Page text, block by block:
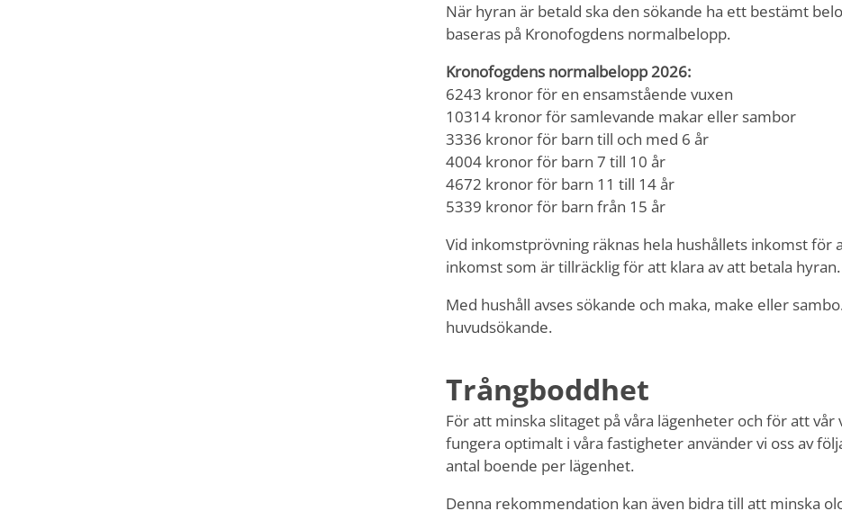
När hyran är betald ska den sökande ha ett bestämt
baseras på Kronofogdens normalbelopp.
Kronofogdens normalbelopp 2026:
6243 kronor för en ensamstående vuxen
10314 kronor för samlevande makar eller sambor
3336 kronor för barn till och med 6 år
4004 kronor för barn 7 till 10 år
4672 kronor för barn 11 till 14 år
5339 kronor för barn från 15 år
Vid inkomstprövning räknas hela hushållets inkomst för
inkomst som är tillräcklig för att klara av att betala hyran.
Med hushåll avses sökande och maka, make eller
huvudsökande.
Trångboddhet
För att minska slitaget på våra lägenheter och för att vår
fungera optimalt i våra fastigheter använder vi oss av
antal boende per lägenhet.
Denna rekommendation kan även bidra till att minska